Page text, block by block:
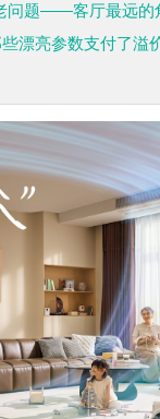
问题——客厅最远
漂亮参数支付了